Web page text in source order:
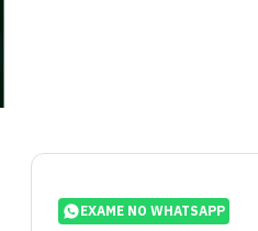
EXAME NO WHATSAPP